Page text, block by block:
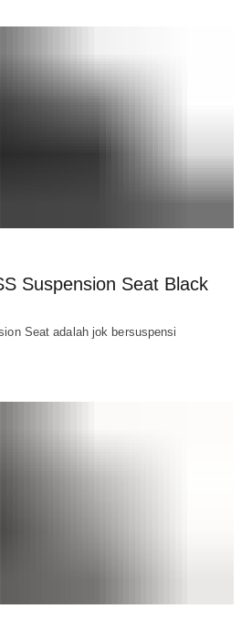
Suspension Seat Black
Seat adalah jok bersuspensi